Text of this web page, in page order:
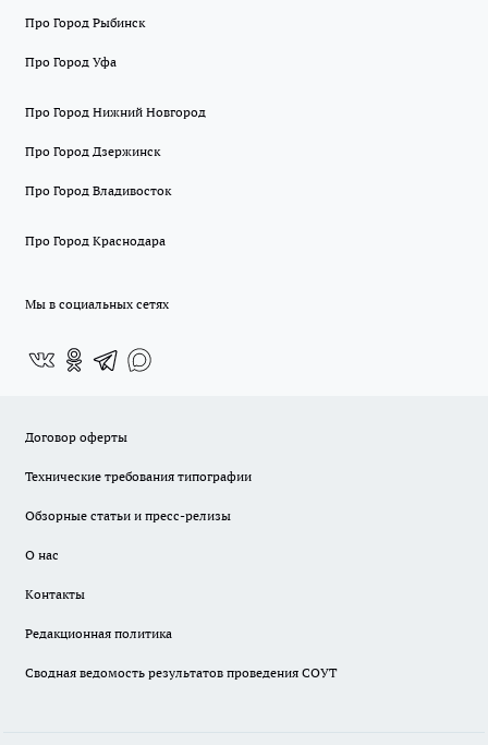
Про Город Рыбинск
Про Город Уфа
Про Город Нижний Новгород
Про Город Дзержинск
Про Город Владивосток
Про Город Краснодара
Мы в социальных сетях
Договор оферты
Технические требования типографии
Обзорные статьи и пресс-релизы
О нас
Контакты
Редакционная политика
Сводная ведомость результатов проведения СОУТ